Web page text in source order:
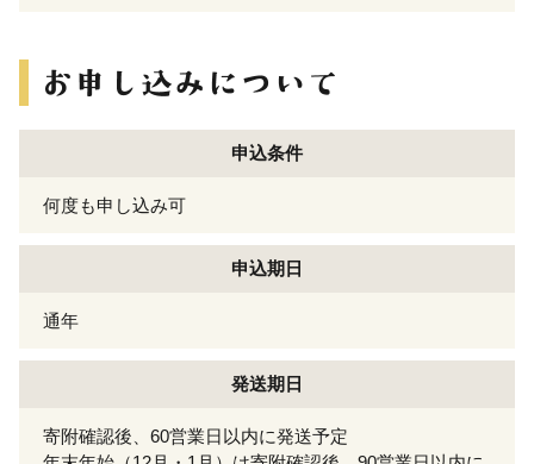
申込条件
何度も申し込み可
申込期日
通年
発送期日
寄附確認後、60営業日以内に発送予定